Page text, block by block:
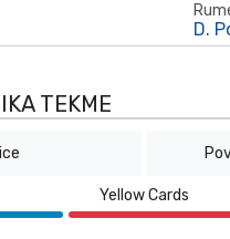
D.
TEKME
Yellow Cards